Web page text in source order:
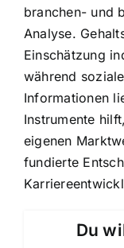
branchen- und
Analyse.
Einschätzung
während
Informationen
Instrumente
eigenen
fundierte
Du